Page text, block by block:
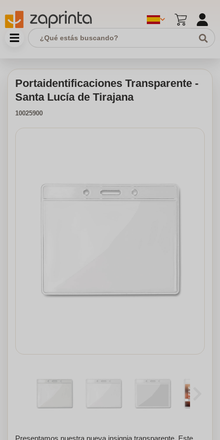
Portaidentificaciones Transparente -
Santa Lucía de Tirajana
10025900
Presentamos nuestra nueva insignia transparente. Este